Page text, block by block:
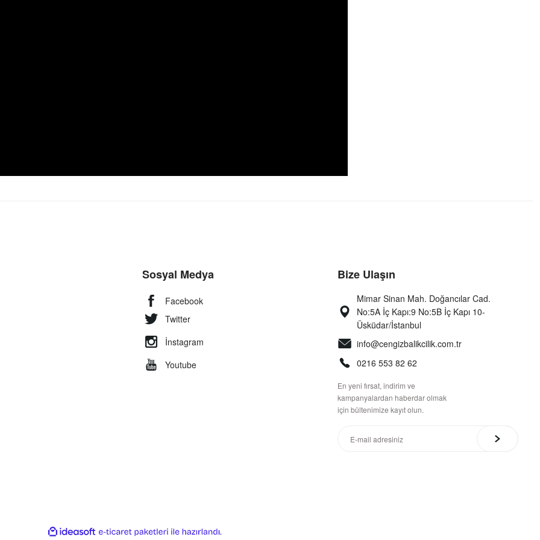
Sosyal Medya
Facebook
Twitter
İnstagram
Youtube
Bize Ulaşın
Mimar Sinan Mah. Doğancılar Cad.
No:5A İç Kapı:9 No:5B İç Kapı 10-
Üsküdar/İstanbul
info@cengizbalikcilik.com.tr
0216 553 82 62
En yeni fırsat, indirim ve
kampanyalardan haberdar olmak
için bültenimize kayıt olun.
ideasoft
e-